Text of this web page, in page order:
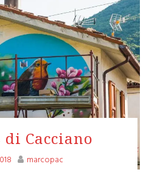
Cacciano
marcopac